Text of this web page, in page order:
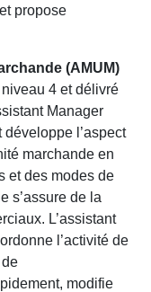
propose
(AMUM)
4 et délivré
Manager
développe l’aspect
marchande en
et des modes de
s’assure de la
L’assistant
l’activité de
de
modifie